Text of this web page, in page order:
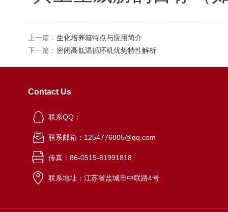
上一篇： 生化培养箱特点与应用简介
下一篇： 密闭高低温循环机优势特性解析
Contact Us
联系QQ：
联系邮箱：1254776805@qq.com
传真：86-0515-81991818
联系地址：江苏省盐城市中联路4号